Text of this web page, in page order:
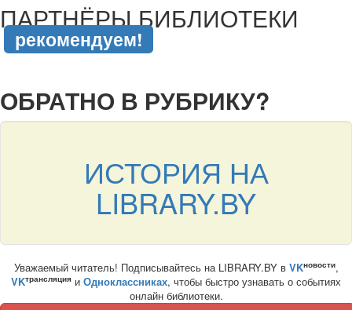
ПАРТНЁРЫ БИБЛИОТЕКИ
рекомендуем!
ОБРАТНО В РУБРИКУ?
ИСТОРИЯ НА
LIBRARY.BY
Уважаемый читатель! Подписывайтесь на LIBRARY.BY в VKновости,
VKтрансляция и Одноклассниках, чтобы быстро узнавать о событиях
онлайн библиотеки.